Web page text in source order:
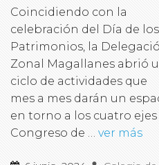
Coincidiendo con la
celebración del Día de los
Patrimonios, la
Zonal Magallanes abrió
ciclo de actividades que
mes a mes darán un
en torno a los cuatro
Congreso de … ver más